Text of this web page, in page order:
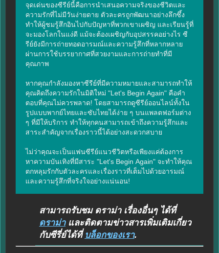
จุดเด่นของซีรีย์นี้คือการนำเสนอความจริงของชีวิตและ
ความรักที่ไม่มีวันง่ายดาย ตัวละครถูกพัฒนาอย่างลึกซึ้ง
ทำให้ผู้ชมรู้สึกอินไปกับปัญหาที่พวกเขาเผชิญ และเรียนรู้ที่
จะมองโลกในแง่ดี แม้จะต้องเผชิญกับอุปสรรคอย่างไร ซี
รีย์ยังมีการถ่ายทอดอารมณ์และความรู้สึกที่หลากหลาย
ผ่านการใช้บรรยากาศที่สวยงามและการถ่ายทำที่มี
คุณภาพ
หากคุณกำลังมองหาซีรีย์ที่มีความหมายและสามารถทำให้
คุณคิดถึงความรักในมิติใหม่ "Let's Begin Again" คือคำ
ตอบที่คุณไม่ควรพลาด! โดยสามารถดูซีรีย์ออนไลน์ทั้งใน
รูปแบบพากย์ไทยและซับไทยได้ง่าย ๆ บนแพลตฟอร์มต่าง
ๆ ที่มีให้บริการ ทำให้ทุกคนสามารถเข้าถึงความรู้สึกและ
สาระสำคัญจากเรื่องราวนี้ได้อย่างสะดวกสบาย
ไม่ว่าคุณจะเป็นแฟนซีรีย์แนวชีวิตหรือเพียงแค่ต้องการ
หาความบันเทิงที่มีสาระ "Let's Begin Again" จะทำให้คุณ
ตกหลุมรักกับตัวละครและเรื่องราวที่เต็มไปด้วยอารมณ์
และความรู้สึกที่จริงใจอย่างแน่นอน!
สามารถรับชม ดราม่า เรื่องอื่นๆ ได้ที่
ดราม่าและติดตามข่าวสารเพิ่มเติมเกี่ยว
กับซีรี่ย์ได้ที่ บล็อกของเรา.